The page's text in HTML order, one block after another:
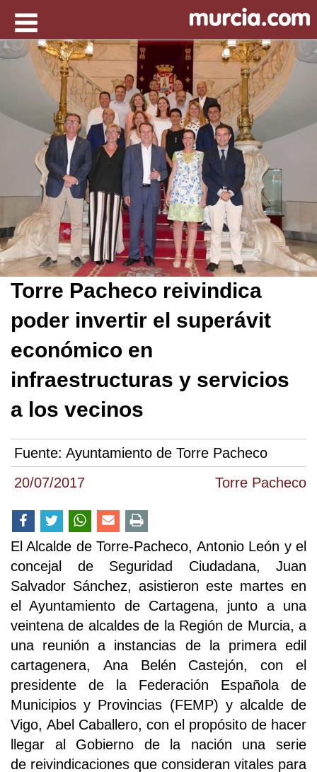
20/07/2017 Torre Pacheco
Torre Pacheco reivindica
poder invertir el superávit
económico en
infraestructuras y servicios
a los vecinos
Fuente: Ayuntamiento de Torre Pacheco
El Alcalde de Torre-Pacheco, Antonio León y el
concejal de Seguridad Ciudadana, Juan
Salvador Sánchez, asistieron este martes en
el Ayuntamiento de Cartagena, junto a una
veintena de alcaldes de la Región de Murcia, a
una reunión a instancias de la primera edil
cartagenera, Ana Belén Castejón, con el
presidente de la Federación Española de
Municipios y Provincias (FEMP) y alcalde de
Vigo, Abel Caballero, con el propósito de hacer
llegar al Gobierno de la nación una serie
de reivindicaciones que consideran vitales para